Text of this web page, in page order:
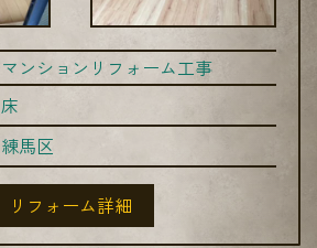
マンションリフォーム工事
床
練馬区
リフォーム詳細